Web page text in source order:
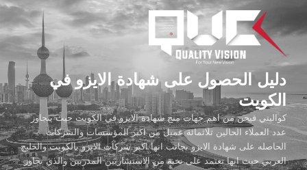
المحتوى
دليل الحصول على شهادة الايزو في
الكويت
كواليتي فيجن من اهم جهات منح شهادة الايزو في الكويت حيث يتجاوز
عدد العملاء الحالين ثلاثمائة عميل من اكبر المؤسسات والشركات
الحاصله على شهادة الايزو بجانب انها اكبر شركات الايزو بالكويت والخليج
العربي حيث انها تعتمد على نخبة من الاستشاريين المدربين والذي تجاوز